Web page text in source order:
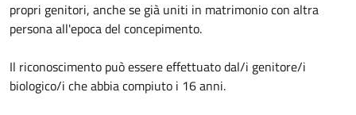
propri genitori, anche se già uniti in matrimonio con altra
persona all'epoca del concepimento.
Il riconoscimento può essere effettuato dal/i genitore/i
biologico/i che abbia compiuto i 16 anni.